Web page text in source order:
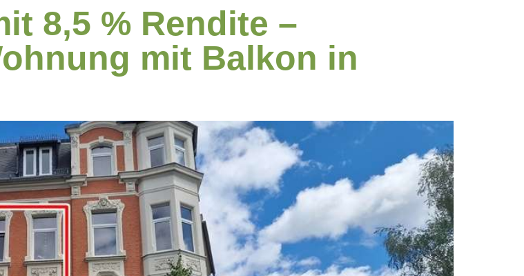
8,5 % Rendite –
mit Balkon in